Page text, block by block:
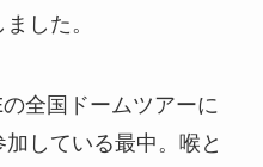
した。
全国ドームツアーに
加している最中。喉と